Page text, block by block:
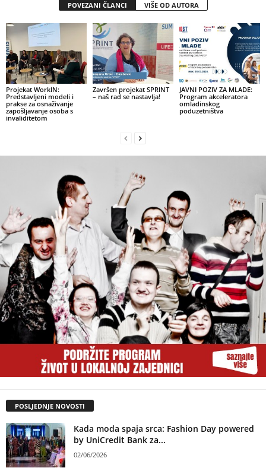
POVEZANI ČLANCI VIŠE OD AUTORA
Projekat WorkIN:
Predstavljeni modeli i
prakse za osnaživanje
zapošljavanje osoba s
invaliditetom
Završen projekat SPRINT
– naš rad se nastavlja!
JAVNI POZIV ZA MLADE:
Program akceleratora
omladinskog
poduzetništva
POSLJEDNJE NOVOSTI
Kada moda spaja srca: Fashion Day powered
by UniCredit Bank za...
02/06/2026